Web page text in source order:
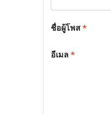
ชื่อผู้โพส*
อีเมล*